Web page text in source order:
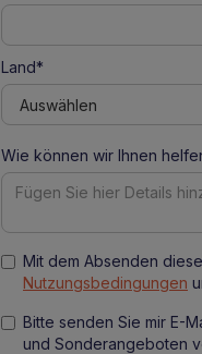
Land*
Wie können wir Ihnen
Mit dem Absenden
Nutzungsbedingungen
Bitte senden Sie mir E-
und Sonderangeboten